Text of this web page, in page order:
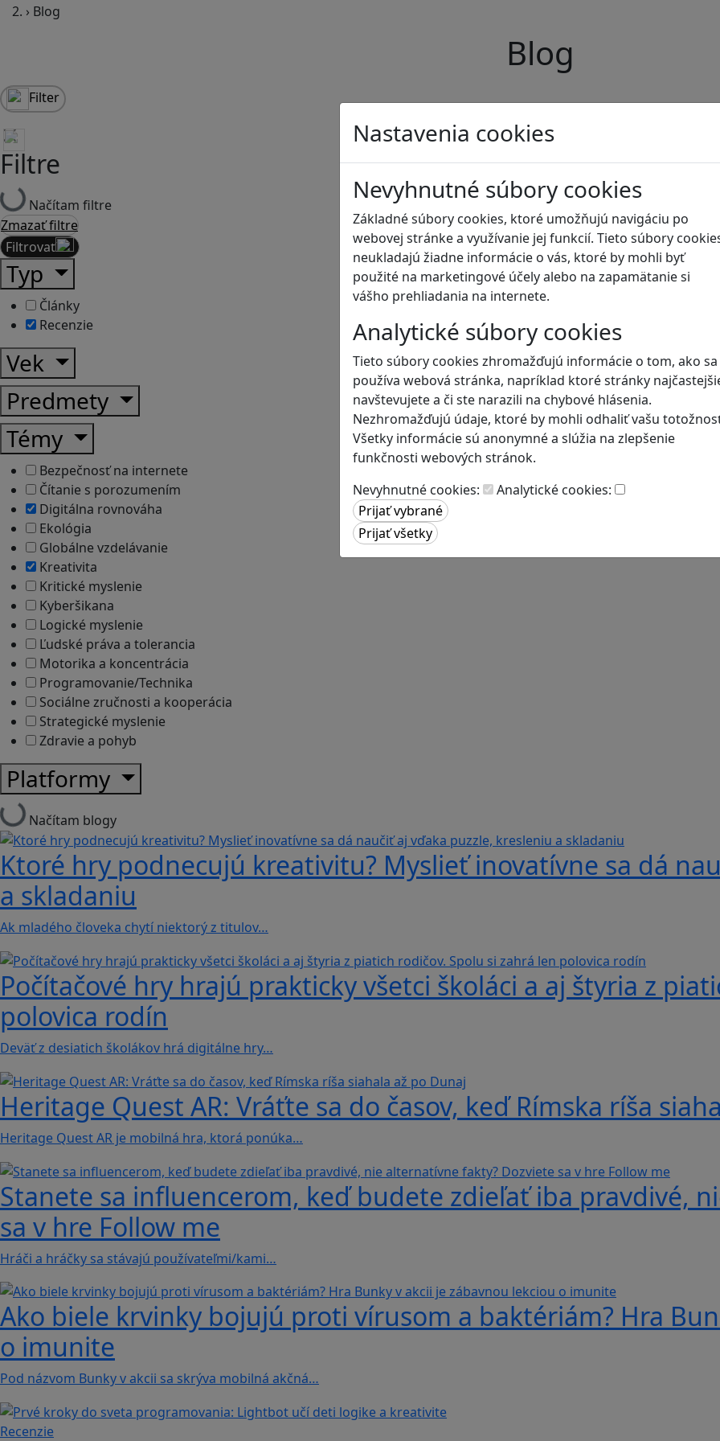
Nastavenia cookies
Nevyhnutné súbory cookies
Základné súbory cookies, ktoré umožňujú navigáciu po
webovej stránke a využívanie jej funkcií. Tieto súbory
neukladajú žiadne informácie o vás, ktoré by mohli byť
použité na marketingové účely alebo na zapamätanie si
vášho prehliadania na internete.
Analytické súbory cookies
Tieto súbory cookies zhromažďujú informácie o tom, ako sa
používa webová stránka, napríklad ktoré stránky
navštevujete a či ste narazili na chybové hlásenia.
Nezhromažďujú údaje, ktoré by mohli odhaliť vašu
Všetky informácie sú anonymné a slúžia na zlepšenie
funkčnosti webových stránok.
Nevyhnutné cookies:
Analytické cookies:
› Blog
Blog
Filter
Filtre
Načítam filtre
Zmazať filtre
Filtrovať
Typ
Články
Recenzie
Vek
Predmety
Témy
Bezpečnosť na internete
Čítanie s porozumením
Digitálna rovnováha
Ekológia
Globálne vzdelávanie
Kreativita
Kritické myslenie
Kyberšikana
Logické myslenie
Ľudské práva a tolerancia
Motorika a koncentrácia
Programovanie/Technika
Sociálne zručnosti a kooperácia
Strategické myslenie
Zdravie a pohyb
Platformy
Načítam blogy
Ktoré hry podnecujú kreativitu? Myslieť inovatívne sa dá
a skladaniu
Ak mladého človeka chytí niektorý z titulov…
Počítačové hry hrajú prakticky všetci školáci a aj štyria z
polovica rodín
Deväť z desiatich školákov hrá digitálne hry…
Heritage Quest AR: Vráťte sa do časov, keď Rímska ríša
Heritage Quest AR je mobilná hra, ktorá ponúka…
Stanete sa influencerom, keď budete zdieľať iba pravdivé,
sa v hre Follow me
Hráči a hráčky sa stávajú používateľmi/kami…
Ako biele krvinky bojujú proti vírusom a baktériám? Hra
o imunite
Pod názvom Bunky v akcii sa skrýva mobilná akčná…
Recenzie